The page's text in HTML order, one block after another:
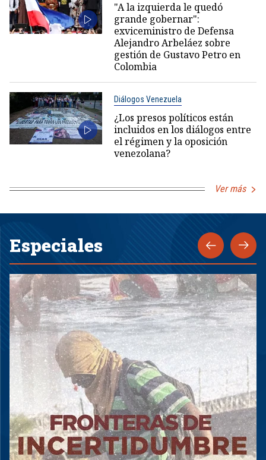
"A la izquierda le quedó
grande gobernar":
exviceministro de Defensa
Alejandro Arbeláez sobre
gestión de Gustavo Petro en
Colombia
Diálogos Venezuela
¿Los presos políticos están
incluidos en los diálogos entre
el régimen y la oposición
venezolana?
Ver más
Especiales